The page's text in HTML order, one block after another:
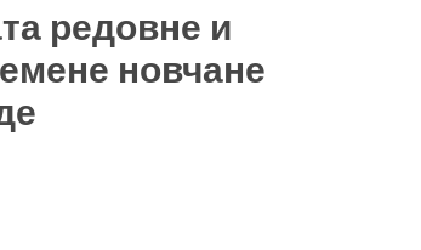
редовне и
новчане